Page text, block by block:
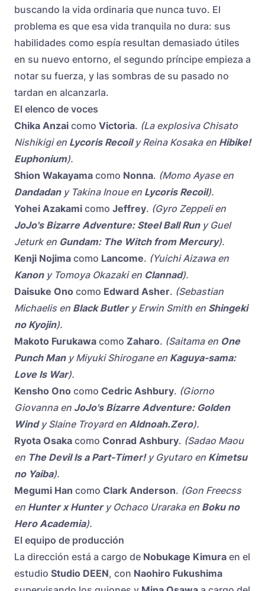
buscando la vida ordinaria que nunca tuvo. El
problema es que esa vida tranquila no dura: sus
habilidades como espía resultan demasiado útiles
en su nuevo entorno, el segundo príncipe empieza a
notar su fuerza, y las sombras de su pasado no
tardan en alcanzarla.
El elenco de voces
Chika Anzai como Victoria. (La explosiva Chisato
Nishikigi en Lycoris Recoily Reina Kosaka en Hibike!
Euphonium).
Shion Wakayama como Nonna. (Momo Ayase en
Dandadany Takina Inoue en Lycoris Recoil).
Yohei Azakami como Jeffrey. (Gyro Zeppeli en
JoJo's Bizarre Adventure: Steel Ball Runy Guel
Jeturk en Gundam: The Witch from Mercury).
Kenji Nojima como Lancome. (Yuichi Aizawa en
Kanony Tomoya Okazaki en Clannad).
Daisuke Ono como Edward Asher. (Sebastian
Michaelis en Black Butlery Erwin Smith en Shingeki
no Kyojin).
Makoto Furukawa como Zaharo. (Saitama en One
Punch Many Miyuki Shirogane en Kaguya-sama:
Love Is War).
Kensho Ono como Cedric Ashbury. (Giorno
Giovanna en JoJo's Bizarre Adventure: Golden
Windy Slaine Troyard en Aldnoah.Zero).
Ryota Osaka como Conrad Ashbury. (Sadao Maou
en The Devil Is a Part-Timer!y Gyutaro en Kimetsu
no Yaiba).
Megumi Han como Clark Anderson. (Gon Freecss
en Hunter x Huntery Ochaco Uraraka en Boku no
Hero Academia).
El equipo de producción
La dirección está a cargo de Nobukage Kimura en el
estudio Studio DEEN, con Naohiro Fukushima